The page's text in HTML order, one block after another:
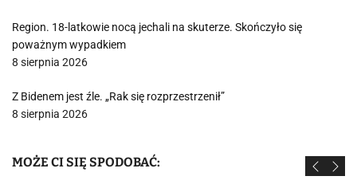
Region. 18-latkowie nocą jechali na skuterze. Skończyło się
poważnym wypadkiem
8 sierpnia 2026
Z Bidenem jest źle. „Rak się rozprzestrzenił”
8 sierpnia 2026
MOŻE CI SIĘ SPODOBAĆ: